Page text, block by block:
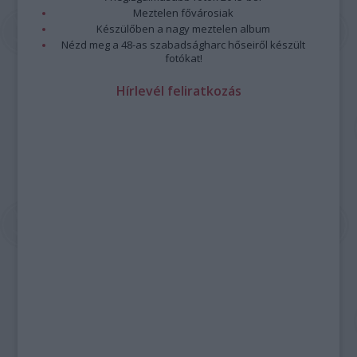
Meztelen fővárosiak
Készülőben a nagy meztelen album
Nézd meg a 48-as szabadságharc hőseiről készült
fotókat!
Hírlevél feliratkozás